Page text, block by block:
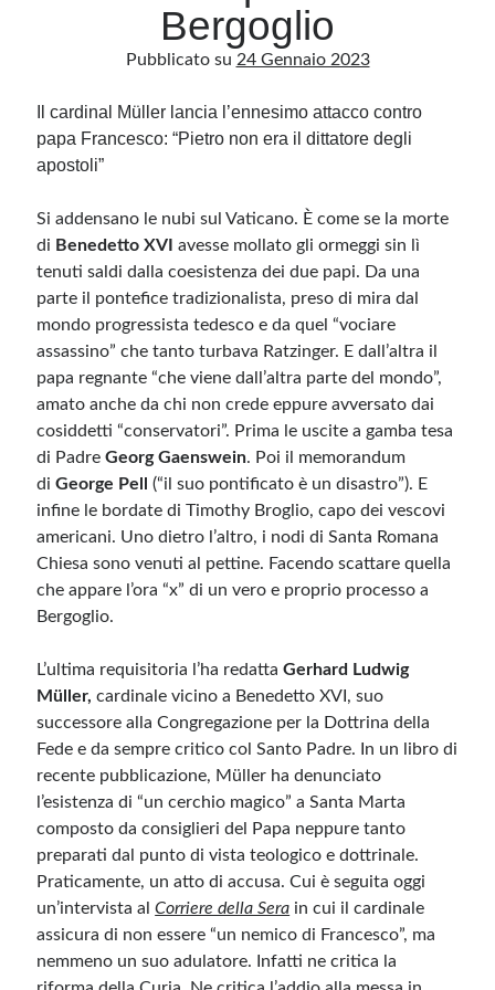
Archivi
Questo blog non rappresenta una testata giornalistica, in quanto viene aggiornato
senza alcuna periodicità. Non può pertanto considerarsi un prodotto editoriale ai
sensi della legge n· 62 del 7.03.2001. L’autore non è responsabile di quanto
pubblicato dai lettori nei commenti ai vari post. Saranno comunque cancellati quelli
ritenuti offensivi o lesivi dell’immagine o dell’onorabilità di terzi, di genere spam,
razzisti o che contengano dati personali non conformi al rispetto delle norme sulla
privacy. Alcune immagini inserite in questo blog sono tratte da Internet e, pertanto,
diritti d’autore, vi invito a comunicarlo via e-mail a info[at]dinovalle.it e saranno
tramite link né del loro contenuto, che può essere soggetto a variazioni nel tempo.
Accedi
Feed dei contenuti
WordPress.org
Bergoglio
Pubblicato su 24 Gennaio 2023
Il cardinal Müller lancia l’ennesimo attacco contro
papa Francesco: “Pietro non era il dittatore degli
apostoli”
Si addensano le nubi sul Vaticano. È come se la morte
di Benedetto XVI avesse mollato gli ormeggi sin lì
tenuti saldi dalla coesistenza dei due papi. Da una
parte il pontefice tradizionalista, preso di mira dal
mondo progressista tedesco e da quel “vociare
assassino” che tanto turbava Ratzinger. E dall’altra il
papa regnante “che viene dall’altra parte del mondo”,
amato anche da chi non crede eppure avversato dai
cosiddetti “conservatori”. Prima le uscite a gamba tesa
di Padre Georg Gaenswein. Poi il memorandum
di George Pell
(“il suo pontificato è un disastro”). E
infine le bordate di Timothy Broglio, capo dei vescovi
americani. Uno dietro l’altro, i nodi di Santa Romana
Chiesa sono venuti al pettine. Facendo scattare quella
che appare l’ora “x” di un vero e proprio processo a
Bergoglio.
L’ultima requisitoria l’ha redatta Gerhard Ludwig
Müller,cardinale vicino a Benedetto XVI, suo
successore alla Congregazione per la Dottrina della
Fede e da sempre critico col Santo Padre. In un libro di
recente pubblicazione, Müller ha denunciato
l’esistenza di “un cerchio magico” a Santa Marta
composto da consiglieri del Papa neppure tanto
preparati dal punto di vista teologico e dottrinale.
Praticamente, un atto di accusa. Cui è seguita oggi
un’intervista al Corriere della Sera in cui il cardinale
assicura di non essere “un nemico di Francesco”, ma
nemmeno un suo adulatore. Infatti ne critica la